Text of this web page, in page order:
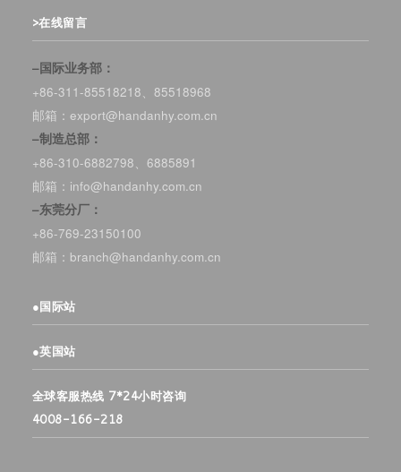
>在线留言
–国际业务部：
+86-311-85518218、85518968
邮箱：export@handanhy.com.cn
–制造总部：
+86-310-6882798、6885891
邮箱：info@handanhy.com.cn
–东莞分厂：
+86-769-23150100
邮箱：branch@handanhy.com.cn
●国际站
●英国站
全球客服热线 7*24小时咨询
4008-166-218